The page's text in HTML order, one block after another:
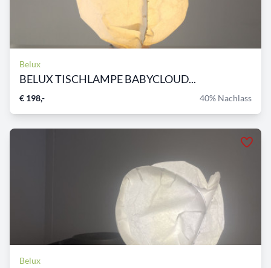
Belux
BELUX TISCHLAMPE BABYCLOUD...
€ 198,- 40% Nachlass
Belux